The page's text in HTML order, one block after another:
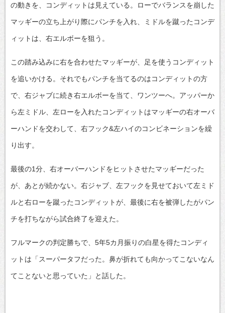
の動きを、コンディットは見えている。ローでバランスを崩した
マッギーの立ち上がり際にパンチを入れ、ミドルを蹴ったコンデ
ィットは、右エルボーを狙う。
この踏み込みに右を合わせたマッギーが、足を使うコンディット
を追いかける。それでもパンチを当てるのはコンディットの方
で、右ジャブに続き右エルボーを当て、ワンツーへ。アッパーか
ら左ミドル、左ローを入れたコンディットはマッギーの右オーバ
ーハンドを交わして、右フック&左ハイのコンビネーションを繰
り出す。
最後の1分、右オーバーハンドをヒットさせたマッギーだった
が、あとが続かない。右ジャブ、左フックを見せておいて左ミド
ルと右ローを蹴ったコンディットが、最後に右を被弾したがパン
チを打ちながら試合終了を迎えた。
フルマークの判定勝ちで、5年5カ月振りの白星を得たコンディ
ットは「スーパータフだった。鼻が折れても向かってこないなん
てことないと思っていた」と話した。